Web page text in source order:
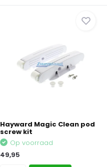
Hayward Magic Clean pod
screw kit
Op voorraad
49,95